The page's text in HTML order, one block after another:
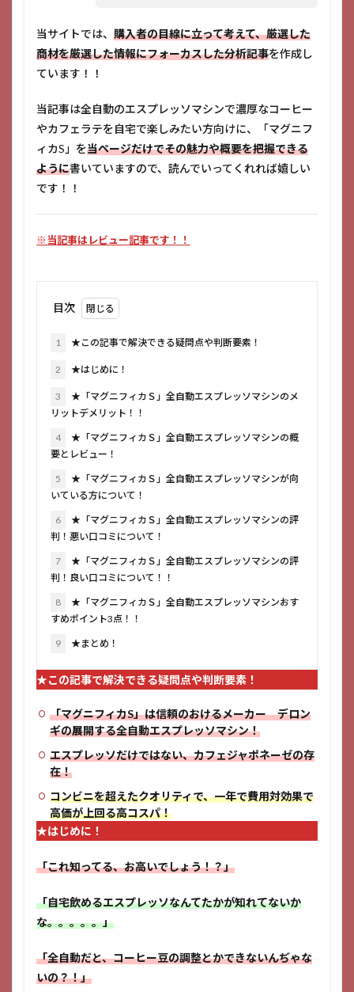
当サイトでは、 購入者の目線に立って考えて、厳選した
商材を厳選した情報にフォーカスした分析記事を作成し
ています！！
当記事は全自動のエスプレッソマシンで濃厚なコーヒー
やカフェラテを自宅で楽しみたい方向けに、「マグニフ
ィカS」を当ページだけでその魅力や概要を把握できる
ように書いていますので、読んでいってくれれば嬉しい
です！！
※当記事はレビュー記事です！！
目次
1 ★この記事で解決できる疑問点や判断要素！
2 ★はじめに！
3
★「マグニフィカＳ」全自動エスプレッソマシンのメ
リットデメリット！！
4
★「マグニフィカＳ」全自動エスプレッソマシンの概
要とレビュー！
5
★「マグニフィカＳ」全自動エスプレッソマシンが向
いている方について！
6
★「マグニフィカＳ」全自動エスプレッソマシンの評
判！悪い口コミについて！
7
★「マグニフィカＳ」全自動エスプレッソマシンの評
判！良い口コミについて！！
8
★「マグニフィカＳ」全自動エスプレッソマシンおす
すめポイント3点！！
9 ★まとめ！
★この記事で解決できる疑問点や判断要素！
「マグニフィカS」は信頼のおけるメーカー デロン
ギの展開する全自動エスプレッソマシン！
エスプレッソだけではない、カフェジャポネーゼの存
在！
コンビニを超えたクオリティで、一年で費用対効果で
高価が上回る高コスパ！
★はじめに！
「これ知ってる、お高いでしょう！？」
「自宅飲めるエスプレッソなんてたかが知れてないか
な。。。。。」
「全自動だと、コーヒー豆の調整とかできないんぢゃな
いの？！」